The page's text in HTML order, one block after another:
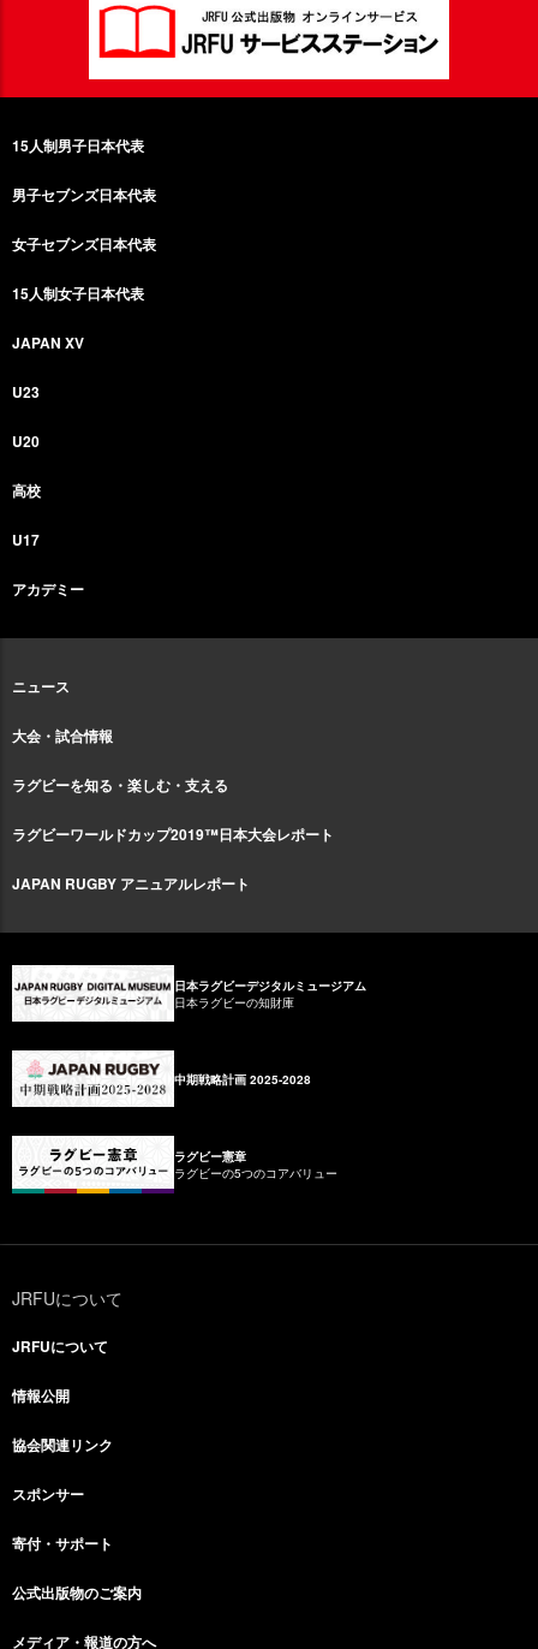
15人制男子日本代表
男子セブンズ日本代表
女子セブンズ日本代表
15人制女子日本代表
JAPAN XV
U23
U20
高校
U17
アカデミー
ニュース
大会・試合情報
ラグビーを知る・楽しむ・支える
ラグビーワールドカップ2019™日本大会レポート
JAPAN RUGBY アニュアルレポート
日本ラグビーデジタルミュージアム
日本ラグビーの知財庫
中期戦略計画 2025-2028
ラグビー憲章
ラグビーの5つのコアバリュー
JRFUについて
JRFUについて
情報公開
協会関連リンク
スポンサー
寄付・サポート
公式出版物のご案内
メディア・報道の方へ